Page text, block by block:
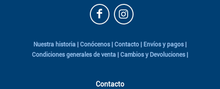
Nuestra historia Conócenos Contacto Envíos y pagos
Condiciones generales de venta
Cambios y Devoluciones
Contacto